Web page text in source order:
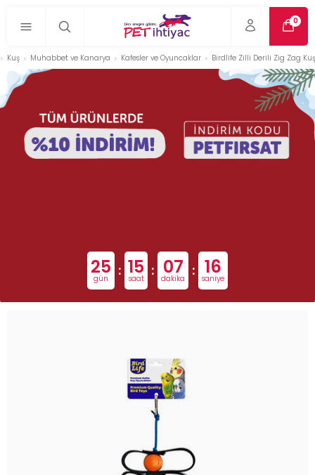
0
Kuş Muhabbet ve Kanarya Kafesler ve Oyuncaklar Birdlife Zilli Derili Zig Zag
25
gün : 15
saat : 07
dakika : 15
saniye